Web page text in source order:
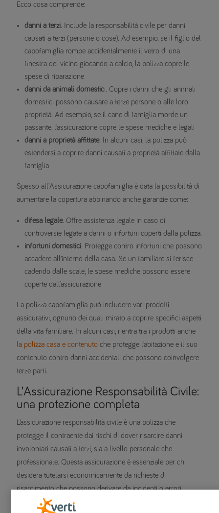
Ecco cosa comprende:
danni a terzi. Include la responsabilità civile per danni
causati a terzi (persone o cose). Ad esempio, se il figlio del
capofamiglia rompe accidentalmente il vetro di una
finestra del vicino giocando a calcio, la polizza copre le
spese di riparazione
danni da animali domestici. Copre i danni che gli animali
domestici possono causare a terze persone o alle loro
proprietà. Ad esempio, se il cane di famiglia morde un
passante, l’assicurazione copre le spese mediche e legali
danni a proprietà affittate. In alcuni casi, la polizza può
estendersi a coprire danni causati a proprietà affittate dalla
famiglia
Spesso all’Assicurazione capofamiglia è data la possibilità di
aumentare la copertura abbinando anche garanzie come:
difesa legale. Offre assistenza legale in caso di
controversie legate a danni o infortuni coperti dalla polizza.
infortuni domestici. Protegge contro infortuni che possono
accadere all’interno della casa. Se un familiare si ferisce
cadendo dalle scale, le spese mediche possono essere
coperte dall’assicurazione
La polizza capofamiglia può includere vari prodotti
assicurativi, ognuno dei quali mirato a coprire specifici aspetti
della vita familiare. In alcuni casi, rientra tra i prodotti anche
la polizza casa e contenuto che protegge l’abitazione e il suo
contenuto contro danni accidentali che possono coinvolgere
terze parti.
L’Assicurazione Responsabilità Civile:
una protezione completa
L’assicurazione responsabilità civile è una polizza che
protegge il contraente dai rischi di dover risarcire danni
involontari causati a terzi, sia a livello personale che
professionale. Questa assicurazione è essenziale per chi
desidera tutelarsi economicamente da richieste di
risarcimento che possono derivare da incidenti o errori
accidentali.